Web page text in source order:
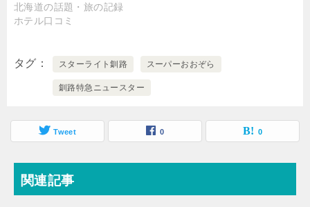
北海道の話題・旅の記録
ホテル口コミ
タグ スターライト釧路 スーパーおおぞら
釧路特急ニュースター
Tweet 0 0
関連記事